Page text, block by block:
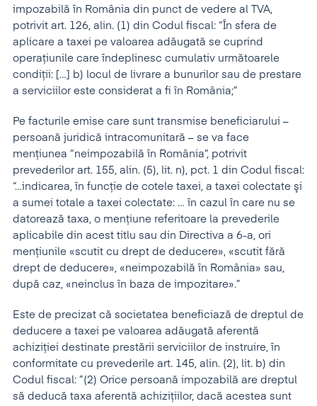
impozabilă în România din punct de vedere al TVA,
potrivit art. 126, alin. (1) din Codul fiscal: “În sfera de
aplicare a taxei pe valoarea adăugată se cuprind
operaţiunile care îndeplinesc cumulativ următoarele
condiţii: […] b) locul de livrare a bunurilor sau de prestare
a serviciilor este considerat a fi în România;”
Pe facturile emise care sunt transmise beneficiarului –
persoană juridică intracomunitară – se va face
menţiunea “neimpozabilă în România“, potrivit
prevederilor art. 155, alin. (5), lit. n), pct. 1 din Codul fiscal:
“…indicarea, în funcţie de cotele taxei, a taxei colectate şi
a sumei totale a taxei colectate: … în cazul în care nu se
datorează taxa, o menţiune referitoare la prevederile
aplicabile din acest titlu sau din Directiva a 6-a, ori
menţiunile «scutit cu drept de deducere», «scutit fără
drept de deducere», «neimpozabilă în România» sau,
după caz, «neinclus în baza de impozitare».”
Este de precizat că societatea beneficiază de dreptul de
deducere a taxei pe valoarea adăugată aferentă
achiziţiei destinate prestării serviciilor de instruire, în
conformitate cu prevederile art. 145, alin. (2), lit. b) din
Codul fiscal: ”(2) Orice persoană impozabilă are dreptul
să deducă taxa aferentă achiziţiilor, dacă acestea sunt